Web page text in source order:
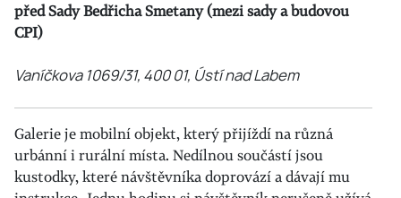
před Sady Bedřicha Smetany (mezi sady a budovou
CPI)
Vaníčkova 1069/31, 400 01, Ústí nad Labem
Galerie je mobilní objekt, který přijíždí na různá
urbánní i rurální místa. Nedílnou součástí jsou
kustodky, které návštěvníka doprovází a dávají mu